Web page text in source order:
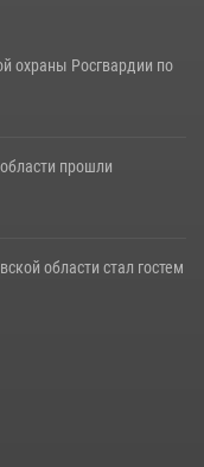
охраны Росгвардии по
прошли
области стал гостем